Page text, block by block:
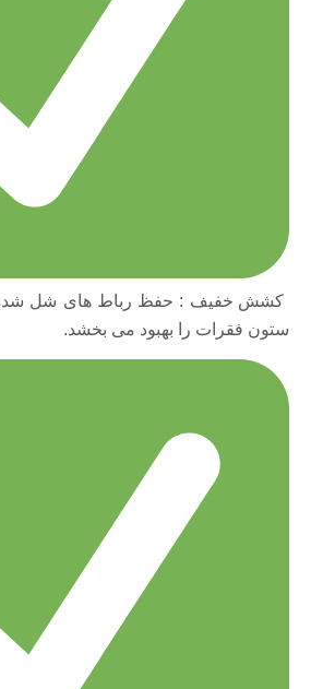
کشش خفیف : حفظ رباط های شل
ستون فقرات را بهبود می بخشد.